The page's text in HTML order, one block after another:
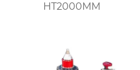
HT2000MM